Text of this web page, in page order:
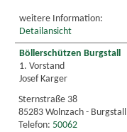
weitere Information:
Detailansicht
Böllerschützen Burgstall
1. Vorstand
Josef Karger
Sternstraße 38
85283 Wolnzach - Burgstall
Telefon: 50062